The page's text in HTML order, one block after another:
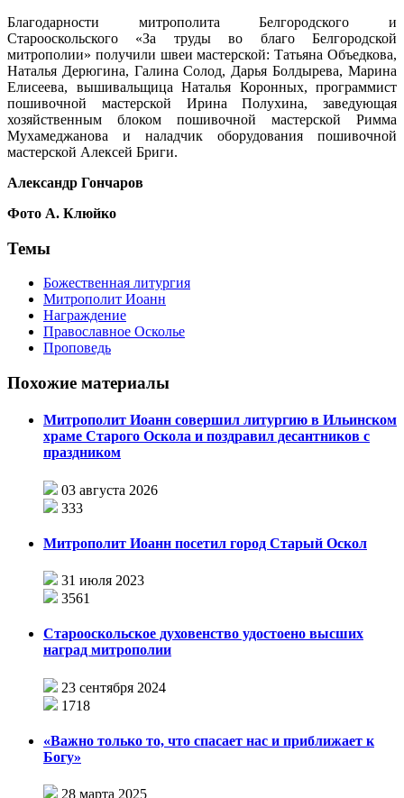
Благодарности митрополита Белгородского и
Старооскольского «За труды во благо Белгородской
митрополии» получили швеи мастерской: Татьяна Объедкова,
Наталья Дерюгина, Галина Солод, Дарья Болдырева, Марина
Елисеева, вышивальщица Наталья Коронных, программист
пошивочной мастерской Ирина Полухина, заведующая
хозяйственным блоком пошивочной мастерской Римма
Мухамеджанова и наладчик оборудования пошивочной
мастерской Алексей Бриги.
Александр Гончаров
Фото А. Клюйко
Темы
Божественная литургия
Митрополит Иоанн
Награждение
Православное Осколье
Проповедь
Похожие материалы
Митрополит Иоанн совершил литургию в Ильинском
храме Старого Оскола и поздравил десантников с
праздником
03 августа 2026
333
Митрополит Иоанн посетил город Старый Оскол
31 июля 2023
3561
Старооскольское духовенство удостоено высших
наград митрополии
23 сентября 2024
1718
«Важно только то, что спасает нас и приближает к
Богу»
28 марта 2025